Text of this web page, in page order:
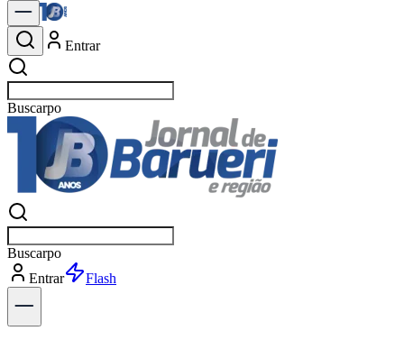
Entrar
Buscarnot
Buscarnot
Entrar
Explorar